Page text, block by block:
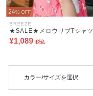
24% OFF
BREEZE
★SALE★メロウリブTシャツ
¥1,089 税込
カラー/サイズを選択